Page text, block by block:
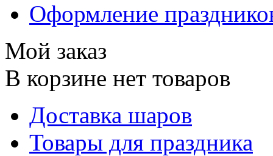
Оформление
Мой заказ
В корзине нет товаров
Доставка шаров
Товары для праздника